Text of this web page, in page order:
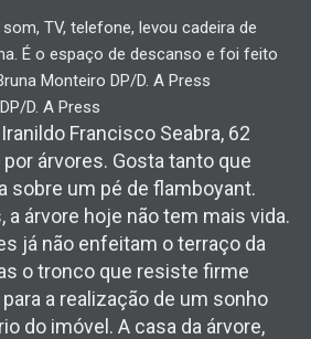
D. A Press
Francisco Seabra, 62
árvores. Gosta tanto que
sobre um pé de flamboyant.
a árvore hoje não tem mais vida.
já não enfeitam o terraço da
o tronco que resiste firme
a realização de um sonho
do imóvel. A casa da árvore,